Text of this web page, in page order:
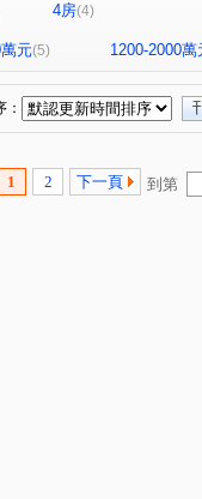
京東路五段(1)
二段(1) 新生北路二段(1)
葫蘆街(1) 景新街(1)
河南路三段(1) 新生北路
4房(4)
元(5) 1200-2000萬
：
1 2 下一頁 到第